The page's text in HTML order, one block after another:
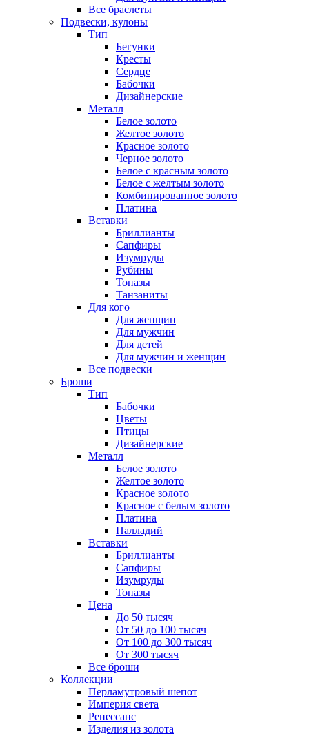
Все браслеты
Подвески, кулоны
Тип
Бегунки
Кресты
Сердце
Бабочки
Дизайнерские
Металл
Белое золото
Желтое золото
Красное золото
Черное золото
Белое с красным золото
Белое с желтым золото
Комбинированное золото
Платина
Вставки
Бриллианты
Сапфиры
Изумруды
Рубины
Топазы
Танзаниты
Для кого
Для женщин
Для мужчин
Для детей
Для мужчин и женщин
Все подвески
Броши
Тип
Бабочки
Цветы
Птицы
Дизайнерские
Металл
Белое золото
Желтое золото
Красное золото
Красное с белым золото
Платина
Палладий
Вставки
Бриллианты
Сапфиры
Изумруды
Топазы
Цена
До 50 тысяч
От 50 до 100 тысяч
От 100 до 300 тысяч
От 300 тысяч
Все броши
Коллекции
Перламутровый шепот
Империя света
Ренессанс
Изделия из золота